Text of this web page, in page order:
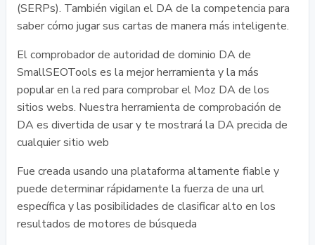
(SERPs). También vigilan el DA de la competencia para
saber cómo jugar sus cartas de manera más inteligente.
El comprobador de autoridad de dominio DA de
SmallSEOTools es la mejor herramienta y la más
popular en la red para comprobar el Moz DA de los
sitios webs. Nuestra herramienta de comprobación de
DA es divertida de usar y te mostrará la DA precida de
cualquier sitio web
Fue creada usando una plataforma altamente fiable y
puede determinar rápidamente la fuerza de una url
específica y las posibilidades de clasificar alto en los
resultados de motores de búsqueda